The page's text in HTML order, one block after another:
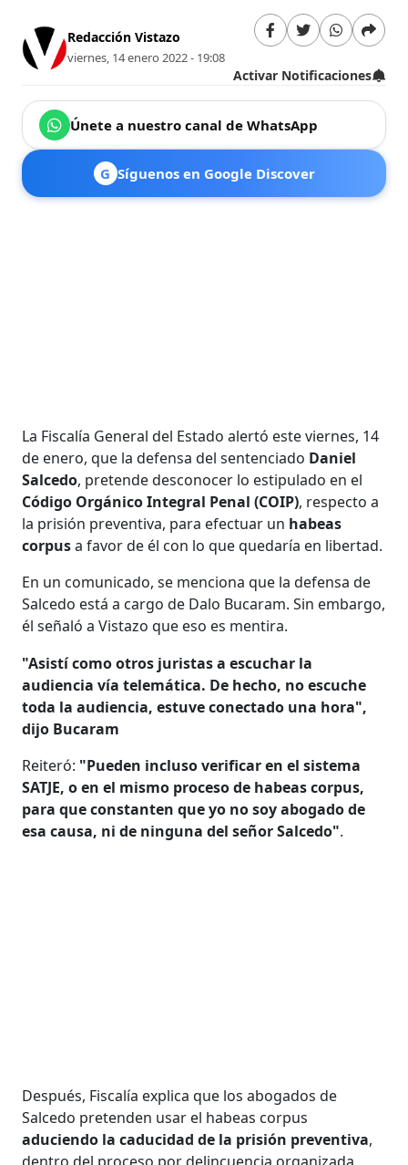
Redacción Vistazo
viernes, 14 enero 2022 - 19:08
Activar Notificaciones
Únete a nuestro canal de WhatsApp
G Síguenos en Google Discover
La Fiscalía General del Estado alertó este viernes, 14
de enero, que la defensa del sentenciado Daniel
Salcedo, pretende desconocer lo estipulado en el
Código Orgánico Integral Penal (COIP), respecto a
la prisión preventiva, para efectuar un habeas
corpusa favor de él con lo que quedaría en libertad.
En un comunicado, se menciona que la defensa de
Salcedo está a cargo de Dalo Bucaram. Sin embargo,
él señaló a Vistazo que eso es mentira.
"Asistí como otros juristas a escuchar la
audiencia vía telemática. De hecho, no escuche
toda la audiencia, estuve conectado una hora",
dijo Bucaram
Reiteró: "Pueden incluso verificar en el sistema
SATJE, o en el mismo proceso de habeas corpus,
para que constanten que yo no soy abogado de
esa causa, ni de ninguna del señor Salcedo".
Después, Fiscalía explica que los abogados de
Salcedo pretenden usar el habeas corpus
aduciendo la caducidad de la prisión preventiva,